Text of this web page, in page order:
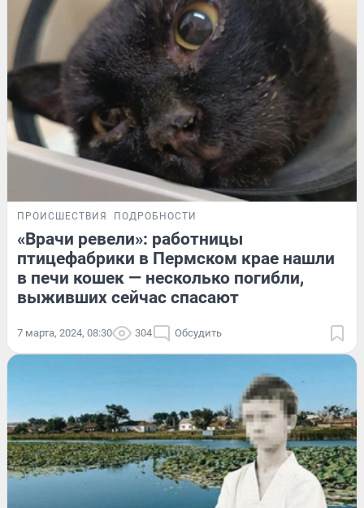
ПРОИСШЕСТВИЯ ПОДРОБНОСТИ
«Врачи ревели»: работницы
птицефабрики в Пермском крае нашли
в печи кошек — несколько погибли,
выживших сейчас спасают
7 марта, 2024, 08:30 304 Обсудить